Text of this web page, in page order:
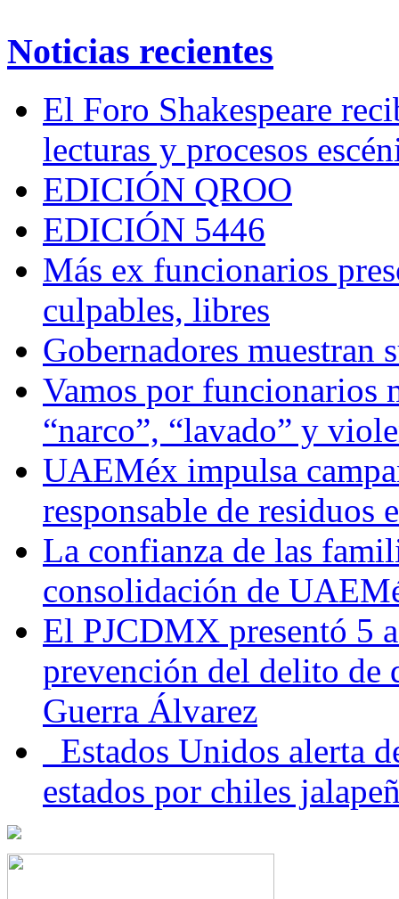
Noticias recientes
El Foro Shakespeare
lecturas y procesos
EDICIÓN QROO
EDICIÓN 5446
Más ex funcionarios
culpables, libres
Gobernadores muestran
Vamos por funcionarios
“narco”, “lavado” y
UAEMéx impulsa
responsable de residuos
La confianza de las
consolidación de
El PJCDMX presentó 5
prevención del delito de
Guerra Álvarez
Estados Unidos alerta
estados por chiles